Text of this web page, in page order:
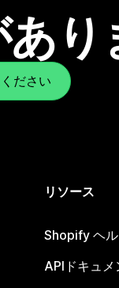
り
ださい
リソース
Shopify ヘ
APIドキュメ